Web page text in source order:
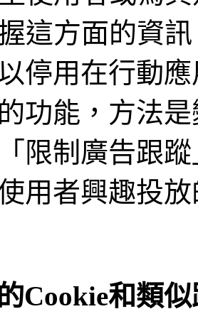
這方面的資
停用在行動
功能，方法
限制廣告跟
用者興趣投
Cookie和類